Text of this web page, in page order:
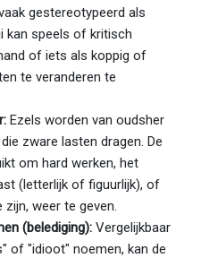
gestereotypeerd als
kan speels of kritisch
of iets als koppig of
te veranderen te
Ezels worden van oudsher
zware lasten dragen. De
om hard werken, het
(letterlijk of figuurlijk), of
weer te geven.
(belediging): Vergelijkbaar
of "idioot" noemen, kan de